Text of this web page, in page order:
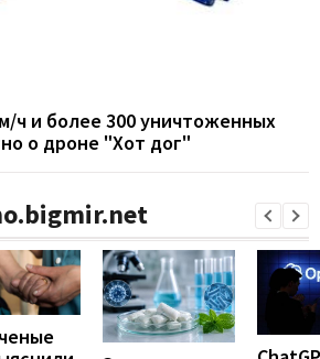
ч и более 300 уничтоженных
о дроне "Хот дог"